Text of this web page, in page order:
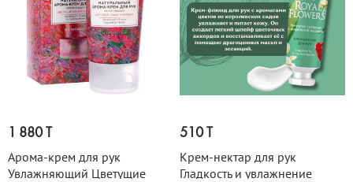
1 880 T
Арома-крем для рук
Увлажняющий Цветущие
510 T
Крем-нектар для рук
Гладкость и увлажнение